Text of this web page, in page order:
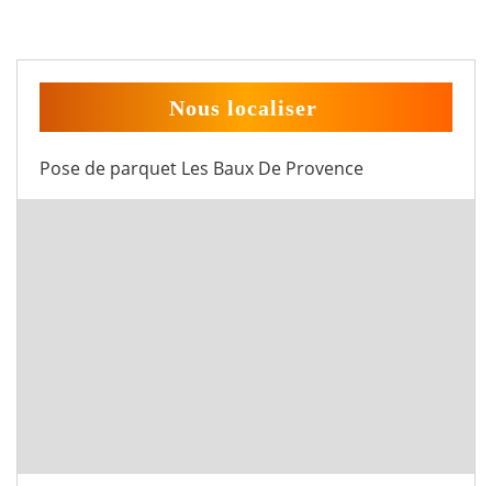
Nous localiser
Pose de parquet Les Baux De Provence